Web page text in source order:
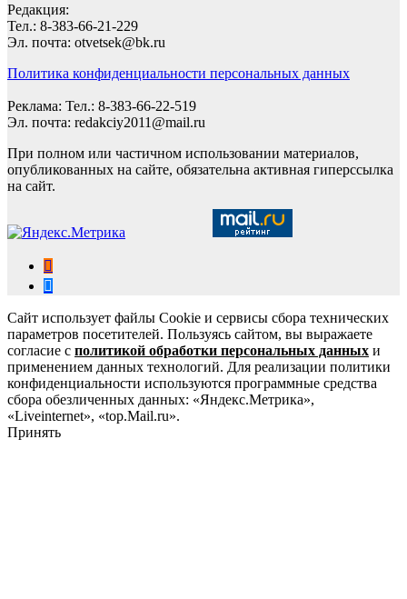
Редакция:
Тел.: 8-383-66-21-229
Эл. почта: otvetsek@bk.ru
Политика конфиденциальности персональных данных
Реклама: Тел.: 8-383-66-22-519
Эл. почта: redakciy2011@mail.ru
При полном или частичном использовании материалов,
опубликованных на сайте, обязательна активная гиперссылка
на сайт.
Сайт использует файлы Cookie и сервисы сбора технических
параметров посетителей. Пользуясь сайтом, вы выражаете
согласие с политикой обработки персональных данных и
применением данных технологий. Для реализации политики
конфиденциальности используются программные средства
сбора обезличенных данных: «Яндекс.Метрика»,
«Liveinternet», «top.Mail.ru».
Принять